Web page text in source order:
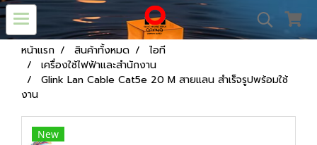
หน้าแรก สินค้าทั้งหมด
ไอที
เครื่องใช้ไฟฟ้าและสำนักงาน
Glink Lan Cable Cat5e 20 M สายแลน สำเร็จรูปพร้อมใช้
งาน
New